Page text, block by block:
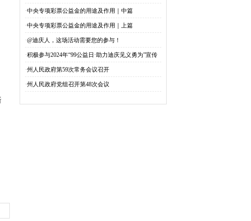
·中央专项彩票公益金的用途及作用｜中篇
·中央专项彩票公益金的用途及作用｜上篇
·@迪庆人，这场活动需要您的参与！
·积极参与2024年“99公益日·助力迪庆见义勇为”宣传
募捐活动倡议书
·州人民政府第59次常务会议召开
·州人民政府党组召开第48次会议